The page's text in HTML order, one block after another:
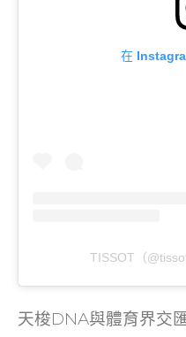
在
TISSOT（
天梭DNA與體育界交